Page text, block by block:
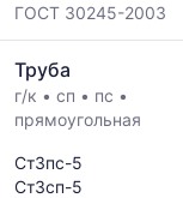
ГОСТ 30245-2003
Труба
г/к • сп • пс •
прямоугольная
Ст3пс-5
Ст3сп-5